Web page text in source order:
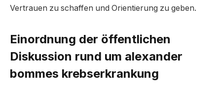
Vertrauen zu schaffen und Orientierung zu geben.
Einordnung der öffentlichen
Diskussion rund um alexander
bommes krebserkrankung